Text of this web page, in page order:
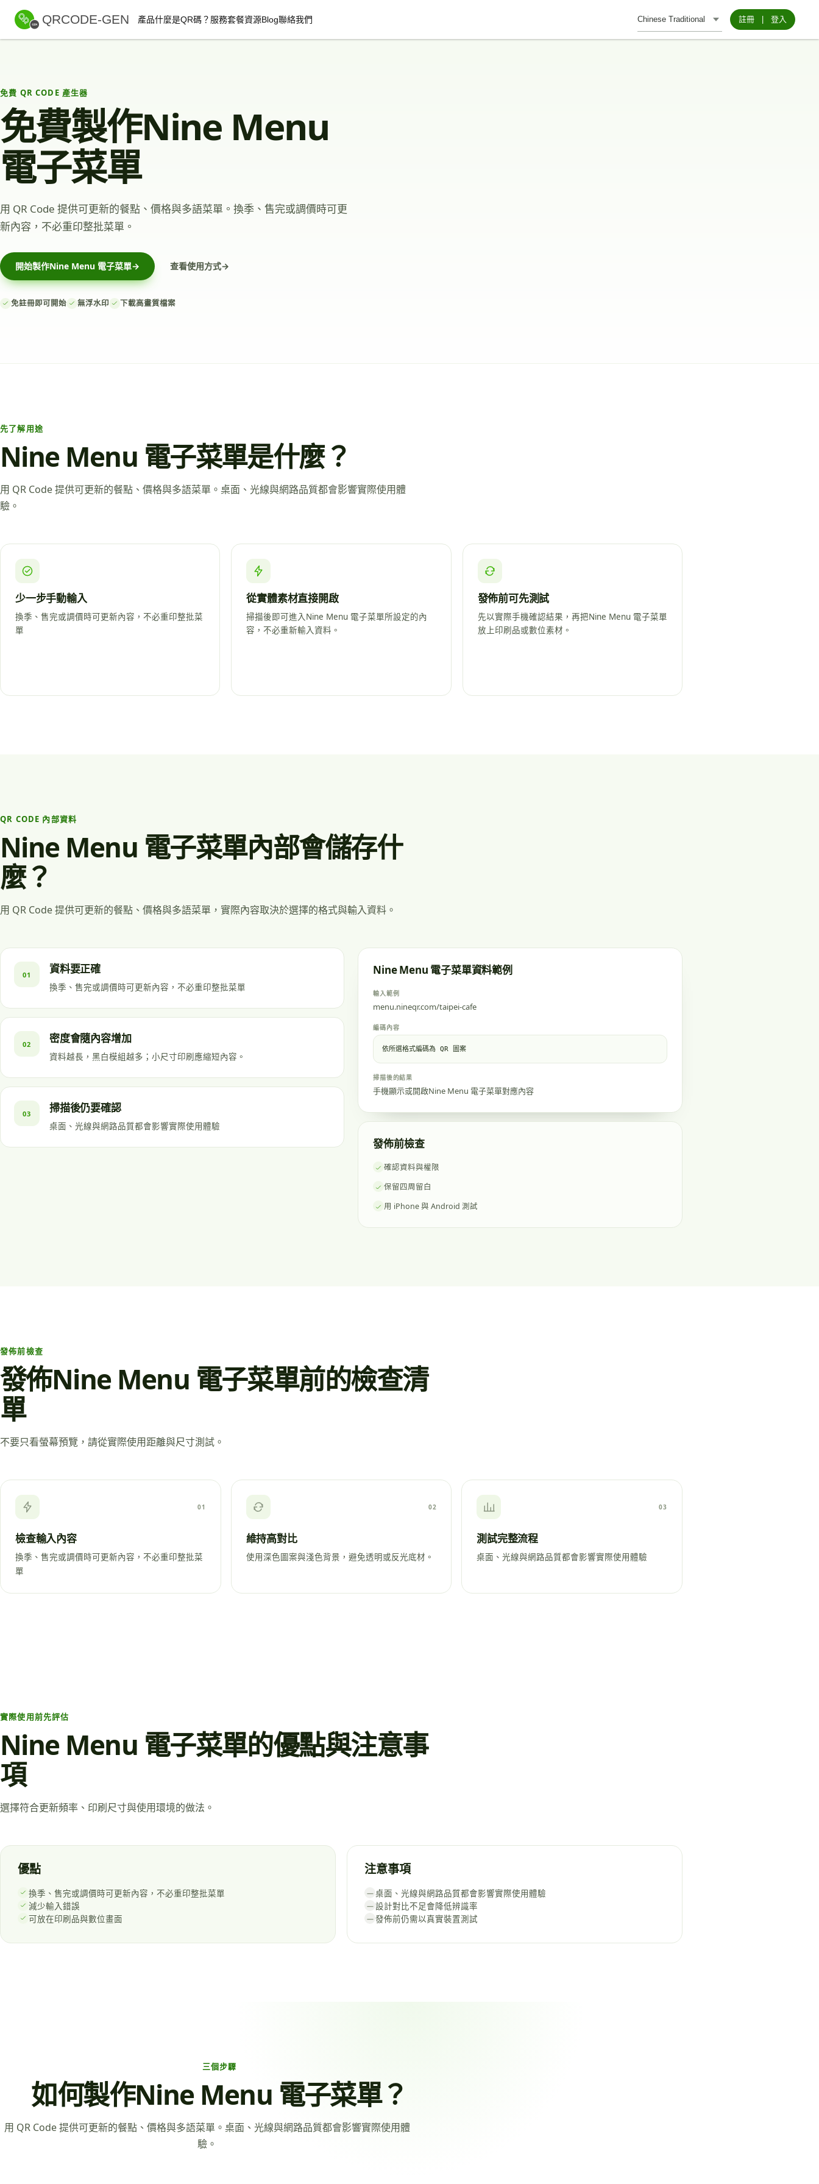
QRCODE-GEN 產品什麼是QR碼？ 服務套餐資源Blog聯絡我們 註冊 登入
免費 QR CODE 產生器
免費製作Nine Menu
電子菜單
用 QR Code 提供可更新的餐點、價格與多語菜單。換季、售完或調價時可更
新內容，不必重印整批菜單。
開始製作Nine Menu 電子菜單→ 查看使用方式→
免註冊即可開始 無浮水印 下載高畫質檔案
先了解用途
Nine Menu 電子菜單是什麼？
用 QR Code 提供可更新的餐點、價格與多語菜單。桌面、光線與網路品質都會影響實際使用體
驗。
少一步手動輸入
換季、售完或調價時可更新內容，不必重印整批菜
單
從實體素材直接開啟
掃描後即可進入Nine Menu 電子菜單所設定的內
容，不必重新輸入資料。
發佈前可先測試
先以實際手機確認結果，再把Nine Menu 電子菜單
放上印刷品或數位素材。
QR CODE 內部資料
Nine Menu 電子菜單內部會儲存什
麼？
用 QR Code 提供可更新的餐點、價格與多語菜單，實際內容取決於選擇的格式與輸入資料。
01 資料要正確
換季、售完或調價時可更新內容，不必重印整批菜單
02 密度會隨內容增加
資料越長，黑白模組越多；小尺寸印刷應縮短內容。
03 掃描後仍要確認
桌面、光線與網路品質都會影響實際使用體驗
Nine Menu 電子菜單資料範例
輸入範例
menu.nineqr.com/taipei-cafe
編碼內容
依所選格式編碼為 QR 圖案
掃描後的結果
手機顯示或開啟Nine Menu 電子菜單對應內容
發佈前檢查
確認資料與權限
保留四周留白
用 iPhone 與 Android 測試
發佈前檢查
發佈Nine Menu 電子菜單前的檢查清
單
不要只看螢幕預覽，請從實際使用距離與尺寸測試。
01
檢查輸入內容
換季、售完或調價時可更新內容，不必重印整批菜
單
02
維持高對比
使用深色圖案與淺色背景，避免透明或反光底材。
03
測試完整流程
桌面、光線與網路品質都會影響實際使用體驗
實際使用前先評估
Nine Menu 電子菜單的優點與注意事
項
選擇符合更新頻率、印刷尺寸與使用環境的做法。
優點
換季、售完或調價時可更新內容，不必重印整批菜單
減少輸入錯誤
可放在印刷品與數位畫面
注意事項
— 桌面、光線與網路品質都會影響實際使用體驗
— 設計對比不足會降低辨識率
— 發佈前仍需以真實裝置測試
三個步驟
如何製作Nine Menu 電子菜單？
用 QR Code 提供可更新的餐點、價格與多語菜單。桌面、光線與網路品質都會影響實際使用體
驗。